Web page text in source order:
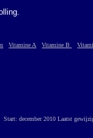
Vitamine A Vitamine B
Start: december 2010 Laatst